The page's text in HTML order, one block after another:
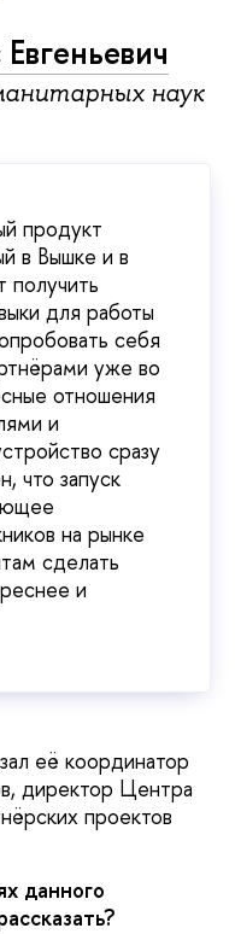
наук
продукт
в Вышке и в
получить
для работы
себя
уже во
отношения
и
сразу
что запуск
на рынке
сделать
и
её координатор
директор Центра
проектов
данного